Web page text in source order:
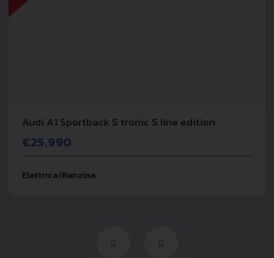
Audi A1 Sportback S tronic S line edition
€25,990
Elettrica/Benzina